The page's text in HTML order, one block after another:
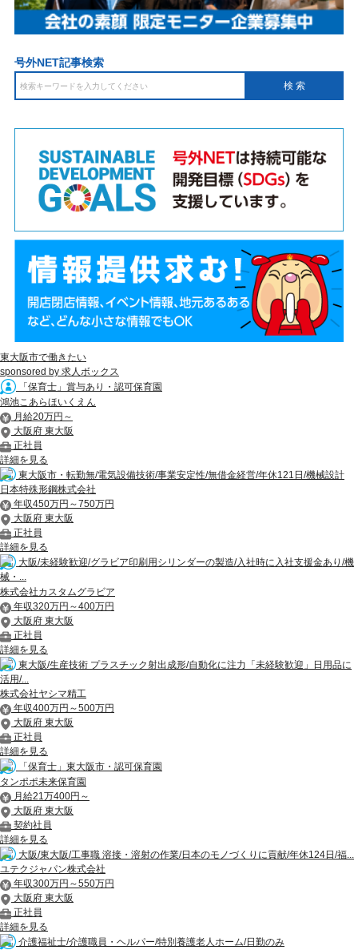
号外NET記事検索
東大阪市で働きたい
sponsored by 求人ボックス
「保育士」賞与あり・認可保育園
鴻池こあらほいくえん
月給20万円～
大阪府 東大阪
正社員
詳細を見る
東大阪市・転勤無/電気設備技術/事業安定性/無借金経営/年休121日/機械設計
日本特殊形鋼株式会社
年収450万円～750万円
大阪府 東大阪
正社員
詳細を見る
大阪/未経験歓迎/グラビア印刷用シリンダーの製造/入社時に入社支援金あり/機
械・...
株式会社カスタムグラビア
年収320万円～400万円
大阪府 東大阪
正社員
詳細を見る
東大阪/生産技術 プラスチック射出成形/自動化に注力「未経験歓迎」日用品に
活用/...
株式会社ヤシマ精工
年収400万円～500万円
大阪府 東大阪
正社員
詳細を見る
「保育士」東大阪市・認可保育園
タンポポ未来保育園
月給21万400円～
大阪府 東大阪
契約社員
詳細を見る
大阪/東大阪/工事職 溶接・溶射の作業/日本のモノづくりに貢献/年休124日/福...
ユテクジャパン株式会社
年収300万円～550万円
大阪府 東大阪
正社員
詳細を見る
介護福祉士/介護職員・ヘルパー/特別養護老人ホーム/日勤のみ